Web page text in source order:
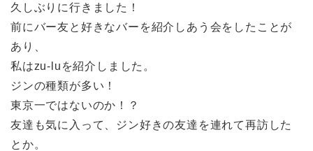
久しぶりに行きました！
前にバー友と好きなバーを紹介しあう会をしたことが
あり、
私はzu-luを紹介しました。
ジンの種類が多い！
東京一ではないのか！？
友達も気に入って、ジン好きの友達を連れて再訪した
とか。